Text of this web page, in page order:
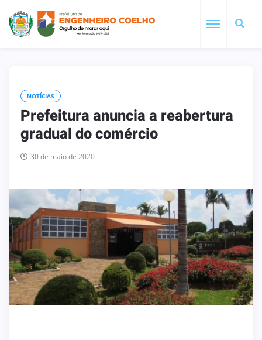
NOTÍCIAS
Prefeitura anuncia a reabertura
gradual do comércio
30 de maio de 2020